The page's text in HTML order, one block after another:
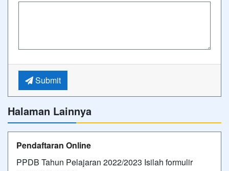
Submit
Halaman Lainnya
Pendaftaran Online
PPDB Tahun Pelajaran 2022/2023 Isilah formulir